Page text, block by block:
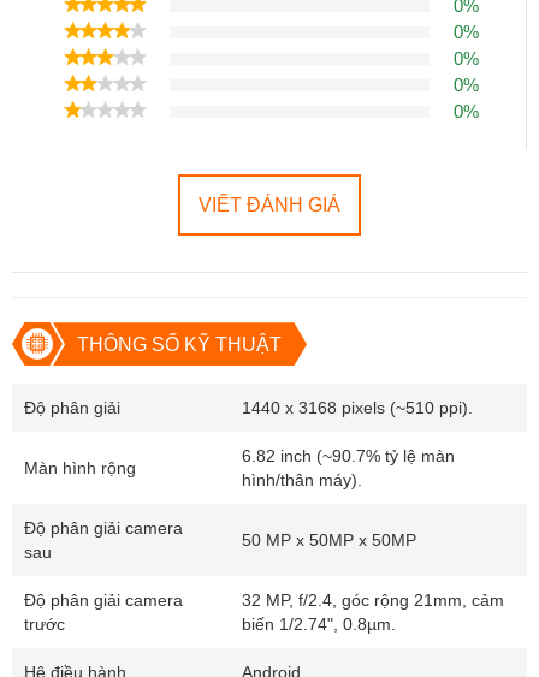
II. Đánh giá chi tiết OnePlus 13
1. Thiết kế đẳng cấp, hoàn thiện cao cấp
OnePlus 13 mang lại ấn tượng với thiết kế sang trọng, chất liệu bền
bỉ và các tùy chọn màu sắc nổi bật.
Khả năng chống nước, bụi:Chuẩn IP68/IP69, bảo vệ tốt
trong các điều kiện khắc nghiệt.
mang đến sự thoải mái và bền bỉ trong sử dụng hàng ngày.
0%
0%
0%
0%
0%
VIẾT ĐÁNH GIÁ
THÔNG SỐ KỸ THUẬT
Độ phân giải 1440 x 3168 pixels (~510 ppi).
Màn hình rộng
6.82 inch (~90.7% tỷ lệ màn
hình/thân máy).
Độ phân giải camera
sau
50 MP x 50MP x 50MP
Độ phân giải camera
trước
32 MP, f/2.4, góc rộng 21mm, cảm
biến 1/2.74", 0.8µm.
Hệ điều hành Android